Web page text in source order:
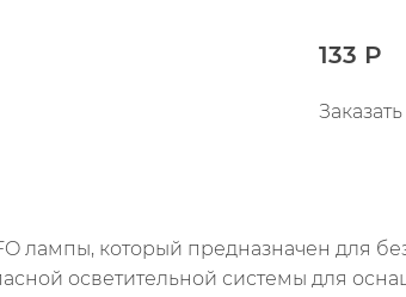
133 Р
Заказать
лампы, который предназначен для
осветительной системы для